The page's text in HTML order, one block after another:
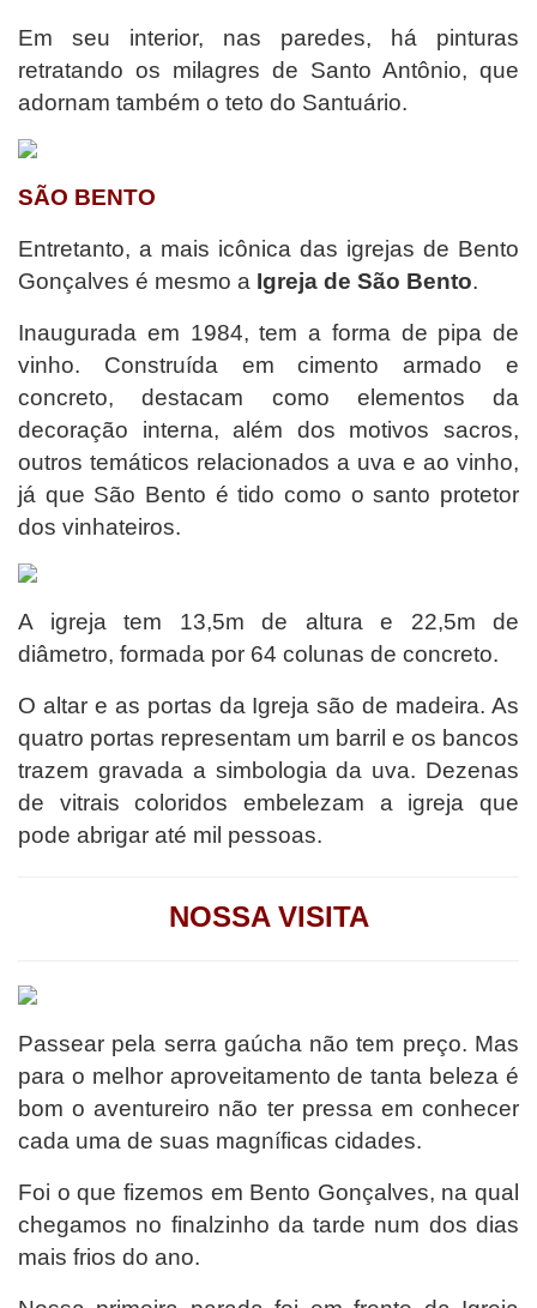
Em seu interior, nas paredes, há pinturas
retratando os milagres de Santo Antônio, que
adornam também o teto do Santuário.
SÃO BENTO
Entretanto, a mais icônica das igrejas de Bento
Gonçalves é mesmo a Igreja de São Bento.
Inaugurada em 1984, tem a forma de pipa de
vinho. Construída em cimento armado e
concreto, destacam como elementos da
decoração interna, além dos motivos sacros,
outros temáticos relacionados a uva e ao vinho,
já que São Bento é tido como o santo protetor
dos vinhateiros.
A igreja tem 13,5m de altura e 22,5m de
diâmetro, formada por 64 colunas de concreto.
O altar e as portas da Igreja são de madeira. As
quatro portas representam um barril e os bancos
trazem gravada a simbologia da uva. Dezenas
de vitrais coloridos embelezam a igreja que
pode abrigar até mil pessoas.
NOSSA VISITA
Passear pela serra gaúcha não tem preço. Mas
para o melhor aproveitamento de tanta beleza é
bom o aventureiro não ter pressa em conhecer
cada uma de suas magníficas cidades.
Foi o que fizemos em Bento Gonçalves, na qual
chegamos no finalzinho da tarde num dos dias
mais frios do ano.